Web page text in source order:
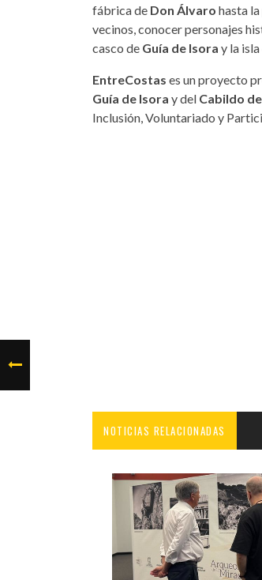
fábrica de Don Álvaro hasta
vecinos, conocer personajes
casco de Guía de Isora y la
EntreCostas es un proyecto
Guía de Isora y del Cabildo
Inclusión, Voluntariado y
NOTICIAS RELACIONADAS